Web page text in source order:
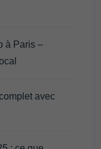
à Paris –
avec